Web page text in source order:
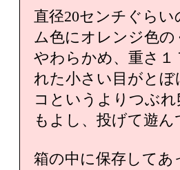
直径20センチぐら
ム色にオレンジ色
やわらかめ、重さ１
れた小さい目がと
コというよりつぶ
もよし、投げて遊ん
箱の中に保存してあ